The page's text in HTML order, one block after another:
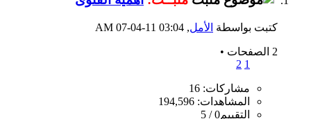
كتبت بواسطة الأمل‏, 07-04-11 03:04 AM
2 الصفحات
•
1
2
مشاركات: 16
المشاهدات: 194,596
التقييم0 / 5